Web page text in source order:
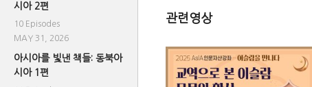
시아 2편
10 Episodes
MAY 31, 2026
아시아를 빛낸 책들: 동북아
시아 1편
관련영상